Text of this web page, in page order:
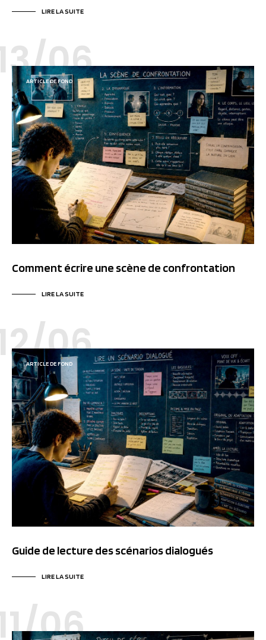
LIRE LA SUITE
06
ARTICLE DE FOND
Comment écrire une scène de confrontation
LIRE LA SUITE
06
ARTICLE DE FOND
Guide de lecture des scénarios dialogués
LIRE LA SUITE
06